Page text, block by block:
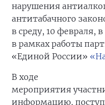
нарушения
антитабачного
в среду, 10 февраля,
в рамках работы
«Единой России»
В ходе
мероприятия
информацию,